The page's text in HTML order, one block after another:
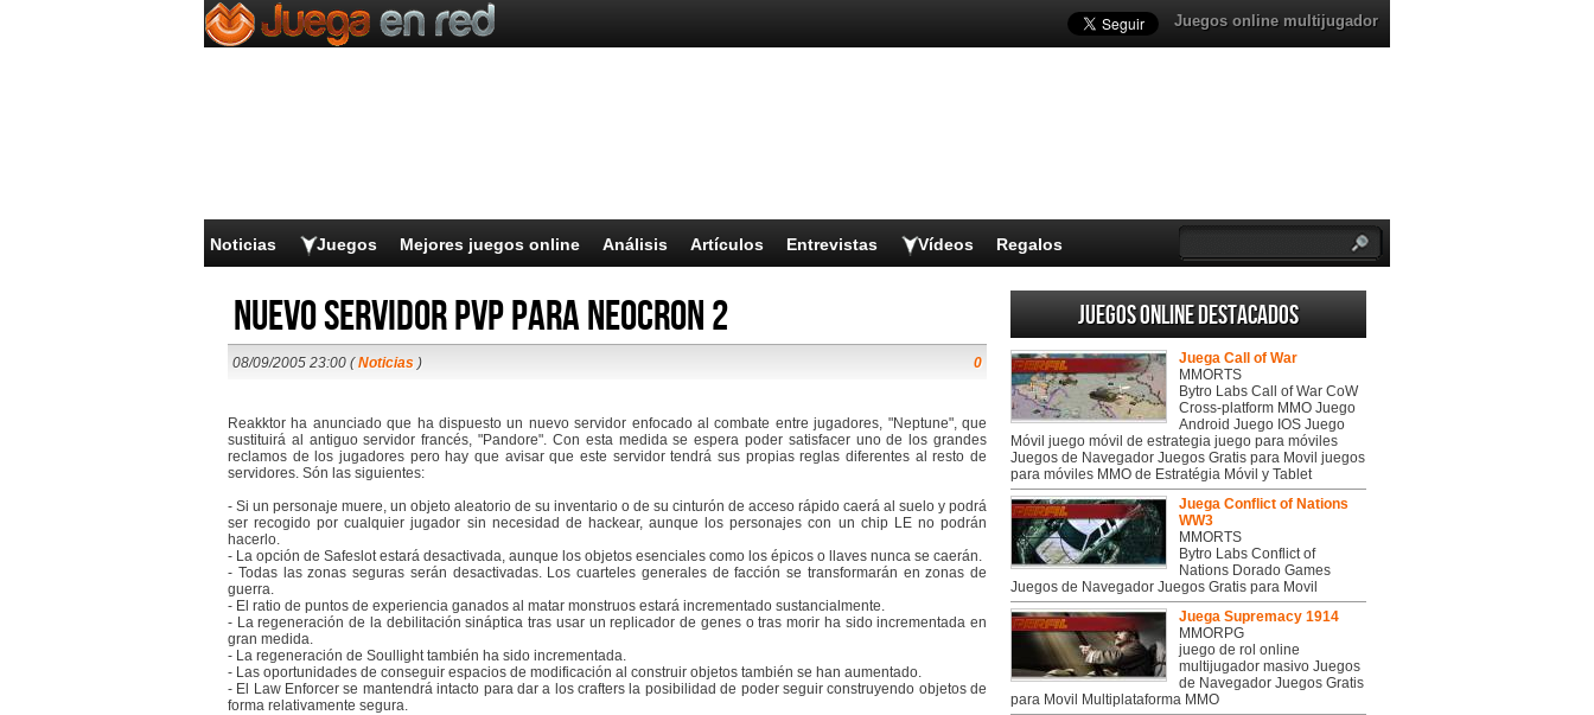
Juegos online multijugador
Noticias Juegos Mejores juegos online Análisis Artículos Entrevistas Vídeos Regalos
Nuevo servidor PvP para Neocron 2
08/09/2005 23:00 (Noticias ) 0
Reakktor ha anunciado que ha dispuesto un nuevo servidor enfocado al combate entre jugadores, "Neptune", que
sustituirá al antiguo servidor francés, "Pandore". Con esta medida se espera poder satisfacer uno de los grandes
reclamos de los jugadores pero hay que avisar que este servidor tendrá sus propias reglas diferentes al resto de
servidores. Són las siguientes:
- Si un personaje muere, un objeto aleatorio de su inventario o de su cinturón de acceso rápido caerá al suelo y podrá
ser recogido por cualquier jugador sin necesidad de hackear, aunque los personajes con un chip LE no podrán
hacerlo.
- La opción de Safeslot estará desactivada, aunque los objetos esenciales como los épicos o llaves nunca se caerán.
- Todas las zonas seguras serán desactivadas. Los cuarteles generales de facción se transformarán en zonas de
guerra.
- El ratio de puntos de experiencia ganados al matar monstruos estará incrementado sustancialmente.
- La regeneración de la debilitación sináptica tras usar un replicador de genes o tras morir ha sido incrementada en
gran medida.
- La regeneración de Soullight también ha sido incrementada.
- Las oportunidades de conseguir espacios de modificación al construir objetos también se han aumentado.
- El Law Enforcer se mantendrá intacto para dar a los crafters la posibilidad de poder seguir construyendo objetos de
forma relativamente segura.
Juegos online destacados
Juega Call of War
MMORTS
Bytro Labs Call of War CoW
Cross-platform MMO Juego
Android Juego IOS Juego
Móvil juego móvil de estrategia juego para móviles
Juegos de Navegador Juegos Gratis para Movil juegos
para móviles MMO de Estratégia Móvil y Tablet
Juega Conflict of Nations
WW3
MMORTS
Bytro Labs Conflict of
Nations Dorado Games
Juegos de Navegador Juegos Gratis para Movil
Juega Supremacy 1914
MMORPG
juego de rol online
multijugador masivo Juegos
de Navegador Juegos Gratis
para Movil Multiplataforma MMO